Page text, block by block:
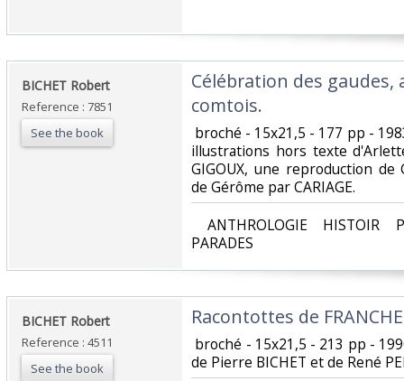
‎BICHET Robert‎
Reference : 7851
See the book
‎Célébration des
comtois. ‎
broché - 15x21,5 - 177 pp -
illustrations hors texte
GIGOUX, une reproduction de
de Gérôme par CARIAGE. ‎
ANTHROLOGIE HISTOIR
PARADES‎
‎BICHET Robert‎
Reference : 4511
See the book
‎Racontottes de
broché - 15x21,5 - 213 pp -
de Pierre BICHET et de René